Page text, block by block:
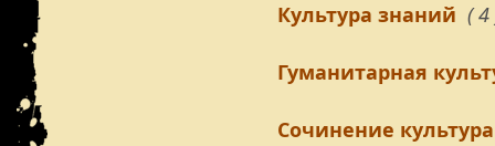
Культура знаний ( 4
Гуманитарная
Сочинение культура